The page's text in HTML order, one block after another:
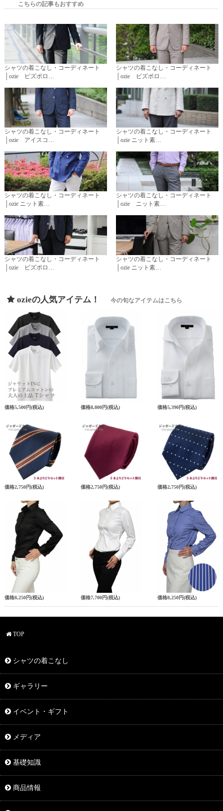
こちらの記事もおすすめ
シャツの着こなし・コーディネート
│ozie ビズポロ…
シャツの着こなし・コーディネート
│ozie ビズポロ…
シャツの着こなし・コーディネート
│ozie アイスコ…
シャツの着こなし・コーディネート
│ozie ニット素…
シャツの着こなし・コーディネート
│ozie ニット素…
シャツの着こなし・コーディネート
│ozie ニット素…
シャツの着こなし・コーディネート
│ozie ビズポロ…
シャツの着こなし・コーディネート
│ozie ニット素…
ozieの人気アイテム！ 今の旬なアイテムはこちら
価格5,500円(税込) 価格8,800円(税込) 価格5,390円(税込)
価格2,750円(税込) 価格2,750円(税込) 価格2,750円(税込)
価格8,250円(税込) 価格7,700円(税込) 価格8,250円(税込)
TOP
シャツの着こなし
ギャラリー
イベント・ギフト
メディア
基礎知識
商品情報